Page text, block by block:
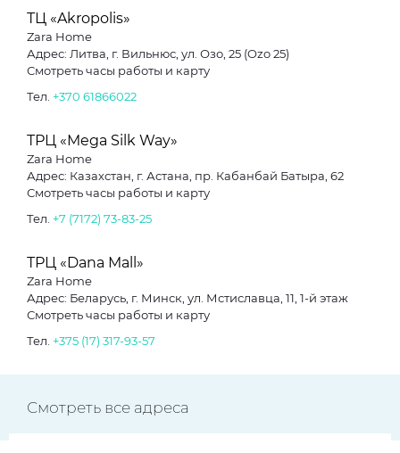
ТЦ «Akropolis»
Zara Home
Адрес: Литва, г. Вильнюс, ул. Озо, 25 (Ozo 25)
Смотреть часы работы и карту
Тел. +370 61866022
ТРЦ «Mega Silk Way»
Zara Home
Адрес: Казахстан, г. Астана, пр. Кабанбай Батыра, 62
Смотреть часы работы и карту
Тел. +7 (7172) 73-83-25
ТРЦ «Dana Mall»
Zara Home
Адрес: Беларусь, г. Минск, ул. Мстиславца, 11, 1-й этаж
Смотреть часы работы и карту
Тел. +375 (17) 317-93-57
Смотреть все адреса